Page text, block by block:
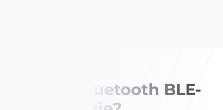
Was ist Bluetooth BLE-